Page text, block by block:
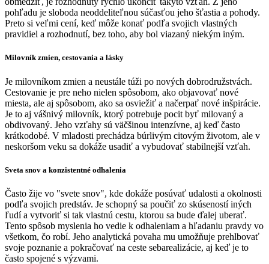
pohľadu je sloboda neoddeliteľnou súčasťou jeho šťastia a pohody.
Preto si veľmi cení, keď môže konať podľa svojich vlastných
pravidiel a rozhodnutí, bez toho, aby bol viazaný niekým iným.
Milovník zmien, cestovania a lásky
Je milovníkom zmien a neustále túži po nových dobrodružstvách.
Cestovanie je pre neho nielen spôsobom, ako objavovať nové
miesta, ale aj spôsobom, ako sa osviežiť a načerpať nové inšpirácie.
Je to aj vášnivý milovník, ktorý potrebuje pocit byť milovaný a
obdivovaný. Jeho vzťahy sú väčšinou intenzívne, aj keď často
krátkodobé. V mladosti prechádza búrlivým citovým životom, ale v
neskoršom veku sa dokáže usadiť a vybudovať stabilnejší vzťah.
Sveta snov a konzistentné odhalenia
Často žije vo "svete snov", kde dokáže posúvať udalosti a okolnosti
podľa svojich predstáv. Je schopný sa poučiť zo skúseností iných
ľudí a vytvoriť si tak vlastnú cestu, ktorou sa bude ďalej uberať.
Tento spôsob myslenia ho vedie k odhaleniam a hľadaniu pravdy vo
všetkom, čo robí. Jeho analytická povaha mu umožňuje prehlbovať
svoje poznanie a pokračovať na ceste sebarealizácie, aj keď je to
často spojené s výzvami.